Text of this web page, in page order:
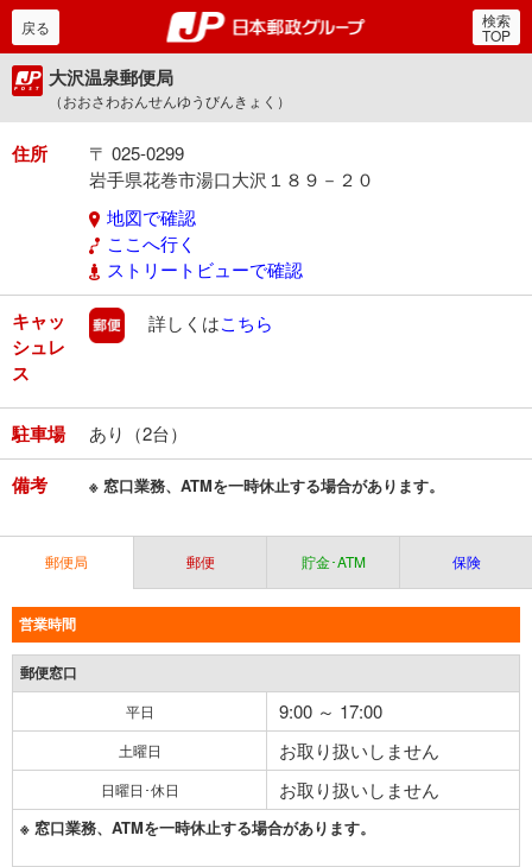
郵便局・日本郵政グルー
戻る 検索
TOP
大沢温泉郵便局
（おおさわおんせんゆうびんきょく）
住所
〒 025-0299
岩手県花巻市湯口大沢１８９－２０
地図で確認
ここへ行く
ストリートビューで確認
キャッ
シュレ
ス
郵便
詳しくはこちら
駐車場 あり（2台）
備考 ※ 窓口業務、ATMを一時休止する場合があります。
郵便局 郵便 貯金･ATM 保険
営業時間
郵便窓口
平日 9:00 ～ 17:00
土曜日 お取り扱いしません
日曜日･休日 お取り扱いしません
※ 窓口業務、ATMを一時休止する場合があります。